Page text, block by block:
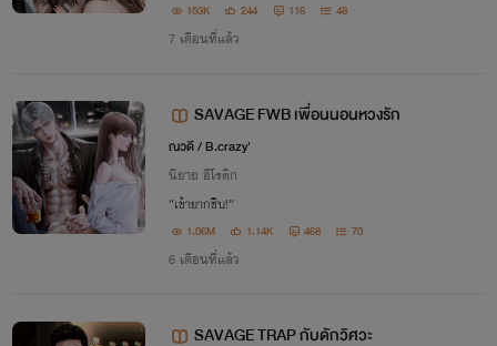
153K 244 116 48
7 เดือนที่แล้ว
SAVAGE FWB เพื่อนนอนหวงรัก
ณวดี / B.crazy'
นิยาย อีโรติก
“เข้ายากชิบ!”
1.06M 1.14K 468 70
6 เดือนที่แล้ว
SAVAGE TRAP กับดักวิศวะ